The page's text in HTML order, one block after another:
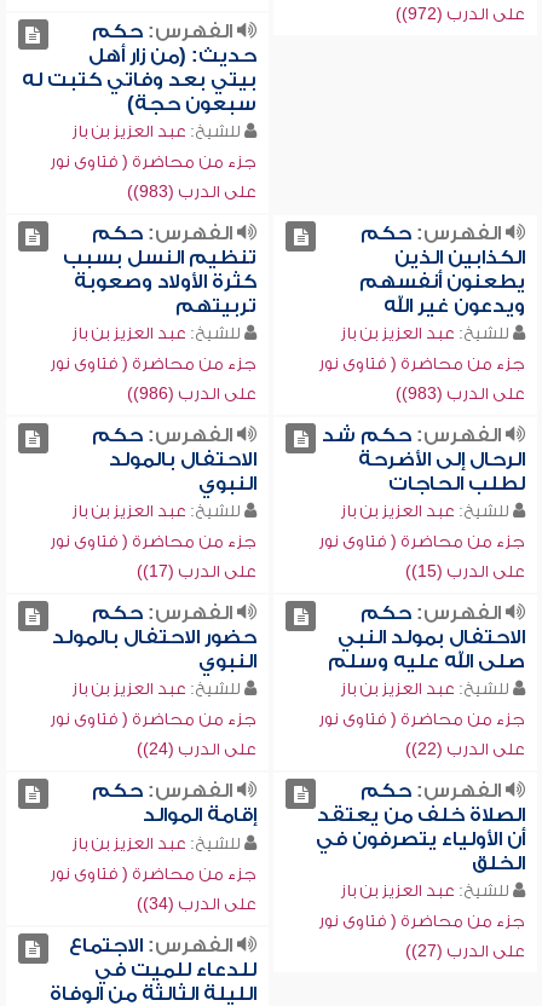
على الدرب (972))
الفهرس:حكم
حديث: (من زار أهل
بيتي بعد وفاتي كتبت له
سبعون حجة)
للشيخ: عبد العزيز بن باز
جزء من محاضرة ( فتاوى نور
على الدرب (983))
الفهرس:حكم
الكذابين الذين
يطعنون أنفسهم
ويدعون غير الله
للشيخ: عبد العزيز بن باز
جزء من محاضرة ( فتاوى نور
على الدرب (983))
الفهرس:حكم
تنظيم النسل بسبب
كثرة الأولاد وصعوبة
تربيتهم
للشيخ: عبد العزيز بن باز
جزء من محاضرة ( فتاوى نور
على الدرب (986))
الفهرس:حكم شد
الرحال إلى الأضرحة
لطلب الحاجات
للشيخ: عبد العزيز بن باز
جزء من محاضرة ( فتاوى نور
على الدرب (15))
الفهرس:حكم
الاحتفال بالمولد
النبوي
للشيخ: عبد العزيز بن باز
جزء من محاضرة ( فتاوى نور
على الدرب (17))
الفهرس:حكم
الاحتفال بمولد النبي
صلى الله عليه وسلم
للشيخ: عبد العزيز بن باز
جزء من محاضرة ( فتاوى نور
على الدرب (22))
الفهرس:حكم
حضور الاحتفال بالمولد
النبوي
للشيخ: عبد العزيز بن باز
جزء من محاضرة ( فتاوى نور
على الدرب (24))
الفهرس:حكم
الصلاة خلف من يعتقد
أن الأولياء يتصرفون في
الخلق
للشيخ: عبد العزيز بن باز
جزء من محاضرة ( فتاوى نور
على الدرب (27))
الفهرس:حكم
إقامة الموالد
للشيخ: عبد العزيز بن باز
جزء من محاضرة ( فتاوى نور
على الدرب (34))
الفهرس:الاجتماع
للدعاء للميت في
الليلة الثالثة من الوفاة